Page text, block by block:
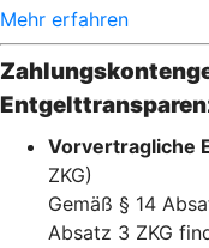
Mehr erfahren
Vorvertragliche
ZKG)
Gemäß § 14
Absatz 3 ZKG